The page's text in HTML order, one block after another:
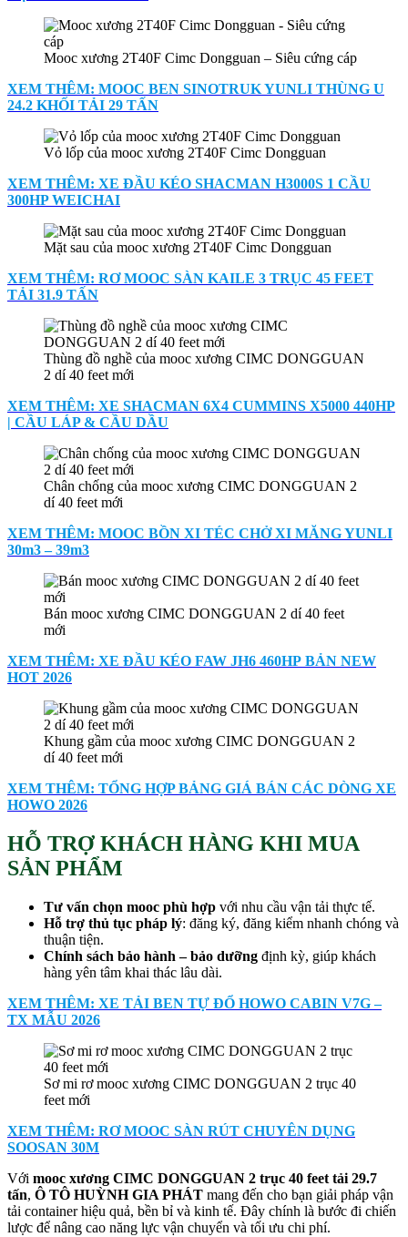
Mooc xương 2T40F Cimc Dongguan – Siêu cứng cáp
XEM THÊM: MOOC BEN SINOTRUK YUNLI THÙNG U
24.2 KHỐI TẢI 29 TẤN
Vỏ lốp của mooc xương 2T40F Cimc Dongguan
XEM THÊM: XE ĐẦU KÉO SHACMAN H3000S 1 CẦU
300HP WEICHAI
Mặt sau của mooc xương 2T40F Cimc Dongguan
XEM THÊM: RƠ MOOC SÀN KAILE 3 TRỤC 45 FEET
TẢI 31.9 TẤN
Thùng đồ nghề của mooc xương CIMC DONGGUAN
2 dí 40 feet mới
XEM THÊM: XE SHACMAN 6X4 CUMMINS X5000 440HP
| CẦU LÁP & CẦU DẦU
Chân chống của mooc xương CIMC DONGGUAN 2
dí 40 feet mới
XEM THÊM: MOOC BỒN XI TÉC CHỞ XI MĂNG YUNLI
30m3 – 39m3
Bán mooc xương CIMC DONGGUAN 2 dí 40 feet
mới
XEM THÊM: XE ĐẦU KÉO FAW JH6 460HP BẢN NEW
HOT 2026
Khung gầm của mooc xương CIMC DONGGUAN 2
dí 40 feet mới
XEM THÊM: TỔNG HỢP BẢNG GIÁ BÁN CÁC DÒNG XE
HOWO 2026
HỖ TRỢ KHÁCH HÀNG KHI MUA
SẢN PHẨM
Tư vấn chọn mooc phù hợp với nhu cầu vận tải thực tế.
Hỗ trợ thủ tục pháp lý: đăng ký, đăng kiểm nhanh chóng và
thuận tiện.
Chính sách bảo hành – bảo dưỡng định kỳ, giúp khách
hàng yên tâm khai thác lâu dài.
XEM THÊM: XE TẢI BEN TỰ ĐỔ HOWO CABIN V7G –
TX MẪU 2026
Sơ mi rơ mooc xương CIMC DONGGUAN 2 trục 40
feet mới
XEM THÊM: RƠ MOOC SÀN RÚT CHUYÊN DỤNG
SOOSAN 30M
Với mooc xương CIMC DONGGUAN 2 trục 40 feet tải 29.7
tấn, Ô TÔ HUỲNH GIA PHÁT mang đến cho bạn giải pháp vận
tải container hiệu quả, bền bỉ và kinh tế. Đây chính là bước đi chiến
lược để nâng cao năng lực vận chuyển và tối ưu chi phí.